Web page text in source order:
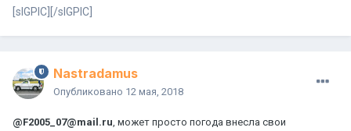
[sIGPIC][/sIGPIC]
Nastradamus
Опубликовано 12 мая, 2018
@F2005_07@mail.ru, может просто погода внесла свои